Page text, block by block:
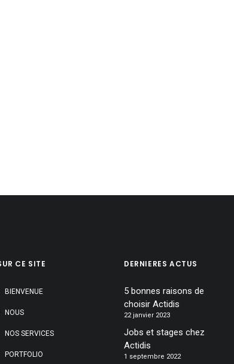
CE SITE
BIENVENUE
NOUS
NOS SERVICES
PORTFOLIO
DERNIERES ACTUS
5 bonnes raisons de
choisir Actidis
22 janvier 2023
Jobs et stages chez
Actidis
1 septembre 2022